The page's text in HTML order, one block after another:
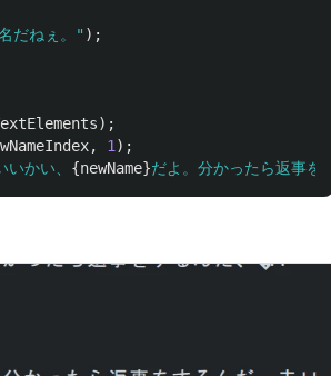
だねぇ。" );
);
, 1 );
いかい、 {newName}だよ。分かったら返事を